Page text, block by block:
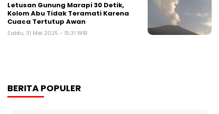
Letusan Gunung Marapi 30 Detik,
Kolom Abu Tidak Teramati Karena
Cuaca Tertutup Awan
Sabtu, 31 Mei 2025 - 15:31 WIB
BERITA POPULER